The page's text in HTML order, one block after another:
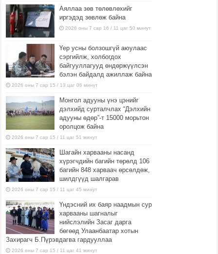
Аяллаа зөв төлөвлөхийг
иргэдэд зөвлөж байна
2026 оны 7 сар 16 / 11 цаг 50 минут
Үер усны болзошгүй аюулаас
сэргийлж, холбогдох
байгууллагууд өндөржүүлсэн
бэлэн байдалд ажиллаж байна
2026 оны 7 сар 15 / 13 цаг 06 минут
Монгол адууны үнэ цэнийг
дэлхийд сурталчлах “Дэлхийн
адууны өдөр”-т 15000 морьтон
оролцож байна
2026 оны 7 сар 15 / 11 цаг 51 минут
Шагайн харвааны насанд
хүрэгчдийн багийн төрөлд 106
багийн 848 харваач өрсөлдөж,
шилдгүүд шалгарав
2026 оны 7 сар 15 / 11 цаг 45 минут
Үндэсний их баяр наадмын сур
харвааны шагналыг
нийслэлийн Засаг дарга
бөгөөд Улаанбаатар хотын
Захирагч Б.Пүрэвдагва гардууллаа
2026 оны 7 сар 15 / 11 цаг 41 минут